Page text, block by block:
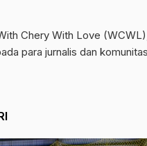
Chery With Love
para jurnalis dan